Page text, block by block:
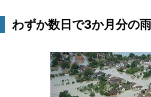
わずか数日で3か月分の